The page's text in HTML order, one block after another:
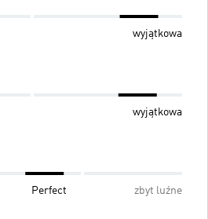
wyjątkowa
wyjątkowa
Perfect zbyt luźne